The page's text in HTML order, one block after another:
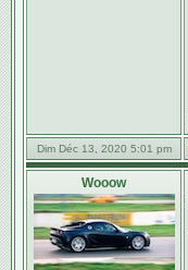
Dim Déc 13, 2020 5:01 pm
Wooow